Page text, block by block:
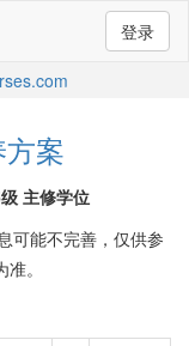
登录
案
主修学位
可能不完善，仅供参
准。